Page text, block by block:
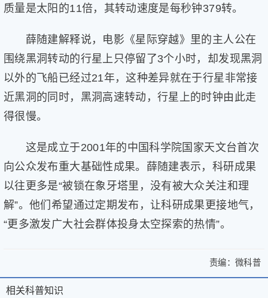
答
滚
动
多
﹥
质量是太阳的11倍，其转动速度是每秒钟379转。
薛随建解释说，电影《星际穿越》里的主人公在
围绕黑洞转动的行星上只停留了3个小时，却发现黑洞
以外的飞船已经过21年，这种差异就在于行星非常接
近黑洞的同时，黑洞高速转动，行星上的时钟由此走
得很慢。
这是成立于2001年的中国科学院国家天文台首次
向公众发布重大基础性成果。薛随建表示，科研成果
以往更多是“被锁在象牙塔里，没有被大众关注和理
解”。他们希望通过定期发布，让科研成果更接地气，
“更多激发广大社会群体投身太空探索的热情”。
责编： 微科普
中
>
中
国
关相关科普知识